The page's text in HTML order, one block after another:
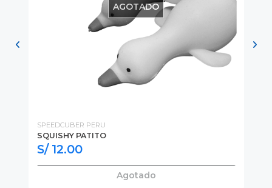
AGOTADO
SPEEDCUBER PERU
SQUISHY PATITO
S/ 12.00
Agotado